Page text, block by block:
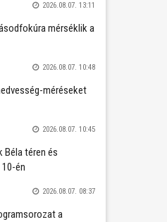
2026.08.07. 13:11
mérséklik a
2026.08.07. 10:48
méréseket
2026.08.07. 10:45
Béla téren és
én
2026.08.07. 08:37
a